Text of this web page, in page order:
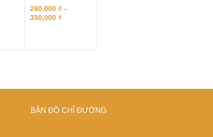
280,000 ₫–
350,000 ₫
BẢN ĐỒ CHỈ ĐƯỜNG